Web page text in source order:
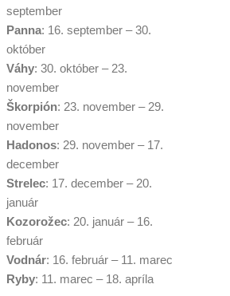
september
Panna: 16. september – 30.
október
Váhy: 30. október – 23.
november
Škorpión: 23. november – 29.
november
Hadonos: 29. november – 17.
december
Strelec: 17. december – 20.
január
Kozorožec: 20. január – 16.
február
Vodnár: 16. február – 11. marec
Ryby: 11. marec – 18. apríla